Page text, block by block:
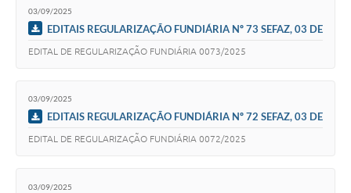
Sala M. do Empreendedor
03/09/2025
EDITAIS REGULARIZAÇÃO FUNDIÁRIA Nº 73 SEFAZ, 03 DE
EDITAL DE REGULARIZAÇÃO FUNDIÁRIA 0073/2025
03/09/2025
EDITAIS REGULARIZAÇÃO FUNDIÁRIA Nº 72 SEFAZ, 03 DE
EDITAL DE REGULARIZAÇÃO FUNDIÁRIA 0072/2025
03/09/2025